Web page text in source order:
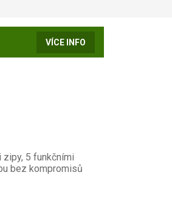
VÍCE INFO
5 funkčními
bez kompromisů